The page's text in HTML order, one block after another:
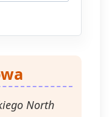
prawo
na
North